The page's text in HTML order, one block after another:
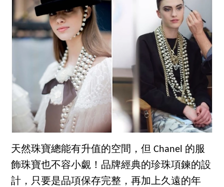
天然珠寶總能有升值的空間，但 Chanel 的服
飾珠寶也不容小覷！品牌經典的珍珠項鍊的設
計，只要是品項保存完整，再加上久遠的年